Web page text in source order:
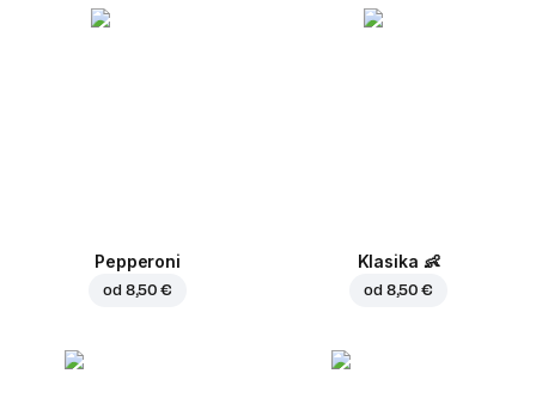
Pepperoni
od 8,50 €
Klasika 👶
od 8,50 €